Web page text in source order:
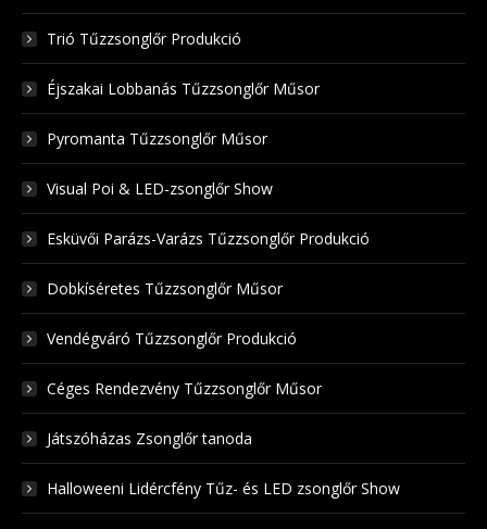
Trió Tűzzsonglőr Produkció
Éjszakai Lobbanás Tűzzsonglőr Műsor
Pyromanta Tűzzsonglőr Műsor
Visual Poi & LED-zsonglőr Show
Esküvői Parázs-Varázs Tűzzsonglőr Produkció
Dobkíséretes Tűzzsonglőr Műsor
Vendégváró Tűzzsonglőr Produkció
Céges Rendezvény Tűzzsonglőr Műsor
Játszóházas Zsonglőr tanoda
Halloweeni Lidércfény Tűz- és LED zsonglőr Show